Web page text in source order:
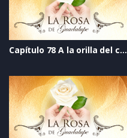
Capítulo 78 A la orilla del cielo